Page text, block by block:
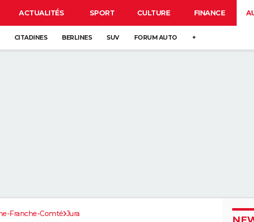
ACTUALITÉS SPORT CULTURE FINANCE
CITADINES BERLINES SUV FORUM AUTO +
Franche-Comté Jura